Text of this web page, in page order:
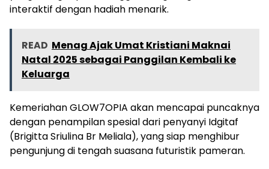
interaktif dengan hadiah menarik.
READ Menag Ajak Umat Kristiani Maknai
Natal 2025 sebagai Panggilan Kembali ke
Keluarga
Kemeriahan GLOW7OPIA akan mencapai puncaknya
dengan penampilan spesial dari penyanyi Idgitaf
(Brigitta Sriulina Br Meliala), yang siap menghibur
pengunjung di tengah suasana futuristik pameran.